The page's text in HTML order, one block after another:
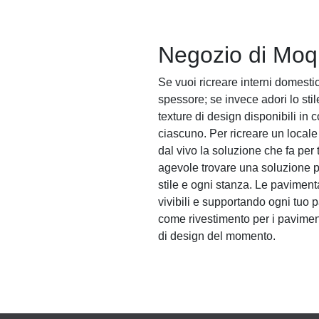
Negozio di
Se vuoi ricreare interni
spessore; se invece adori lo
texture di design disponibili in
ciascuno. Per ricreare un
dal vivo la soluzione che fa per
agevole trovare una soluzione
stile e ogni stanza. Le
vivibili e supportando ogni tuo
come rivestimento per i
di design del momento.